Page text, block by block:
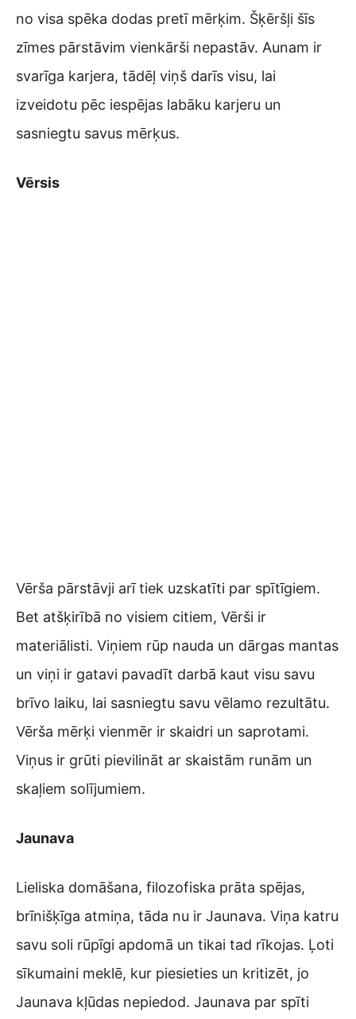
no visa spēka dodas pretī mērķim. Šķēršļi šīs
zīmes pārstāvim vienkārši nepastāv. Aunam ir
svarīga karjera, tādēļ viņš darīs visu, lai
izveidotu pēc iespējas labāku karjeru un
sasniegtu savus mērķus.
Vērsis
Vērša pārstāvji arī tiek uzskatīti par spītīgiem.
Bet atšķirībā no visiem citiem, Vērši ir
materiālisti. Viņiem rūp nauda un dārgas mantas
un viņi ir gatavi pavadīt darbā kaut visu savu
brīvo laiku, lai sasniegtu savu vēlamo rezultātu.
Vērša mērķi vienmēr ir skaidri un saprotami.
Viņus ir grūti pievilināt ar skaistām runām un
skaļiem solījumiem.
Jaunava
Lieliska domāšana, filozofiska prāta spējas,
brīnišķīga atmiņa, tāda nu ir Jaunava. Viņa katru
savu soli rūpīgi apdomā un tikai tad rīkojas. Ļoti
sīkumaini meklē, kur piesieties un kritizēt, jo
Jaunava kļūdas nepiedod. Jaunava par spīti